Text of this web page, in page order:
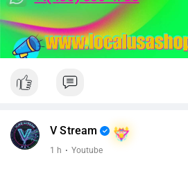
V Stream
1 h · Youtube